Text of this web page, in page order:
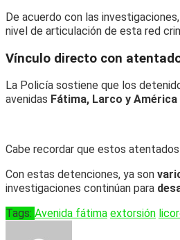
De acuerdo con las
nivel de articulación de esta red
Vínculo directo con
La Policía sostiene que los
avenidas Fátima, Larco y
Cabe recordar que estos
Con estas detenciones, ya son
investigaciones continúan para
Tags: Avenida fátima extorsión